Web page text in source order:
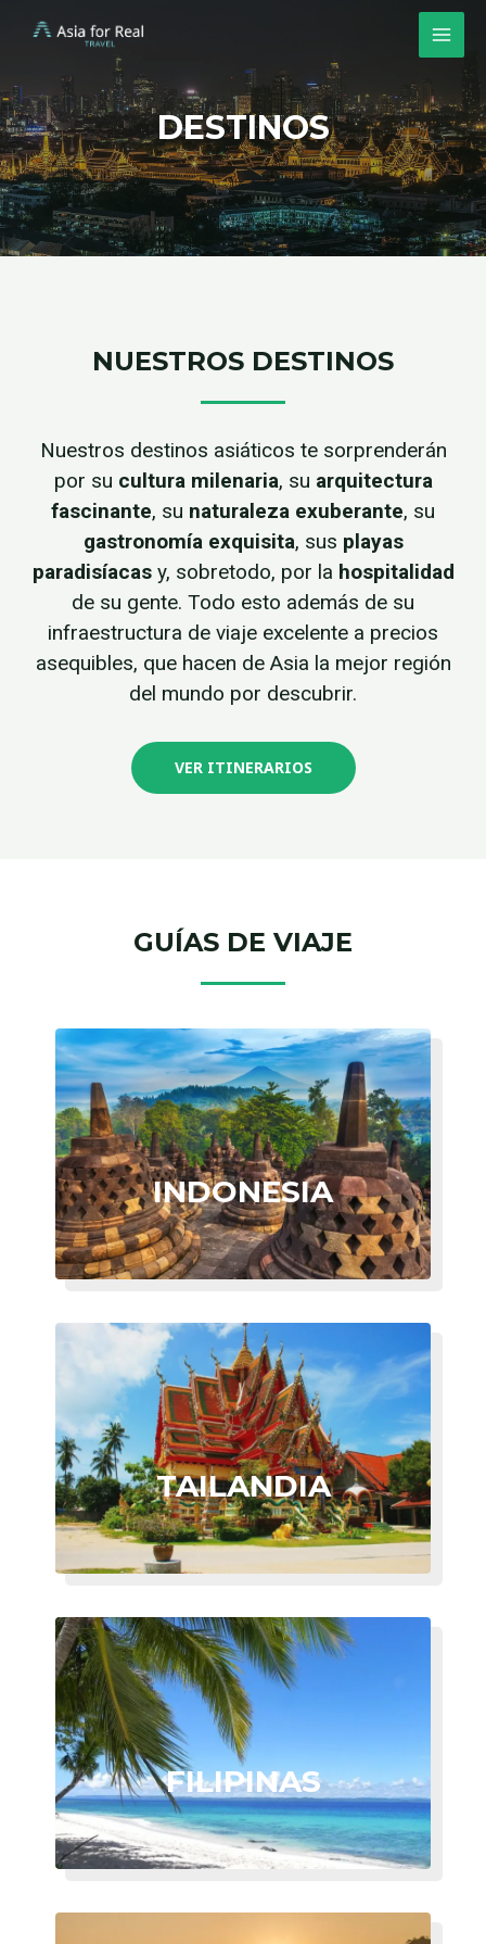
DESTINOS
NUESTROS DESTINOS
Nuestros destinos asiáticos te sorprenderán
por su cultura milenaria, su arquitectura
fascinante, su naturaleza exuberante, su
gastronomía exquisita, sus playas
paradisíacas y, sobretodo, por la hospitalidad
de su gente. Todo esto además de su
infraestructura de viaje excelente a precios
asequibles, que hacen de Asia la mejor región
del mundo por descubrir.
VER ITINERARIOS
GUÍAS DE VIAJE
INDONESIA
TAILANDIA
FILIPINAS